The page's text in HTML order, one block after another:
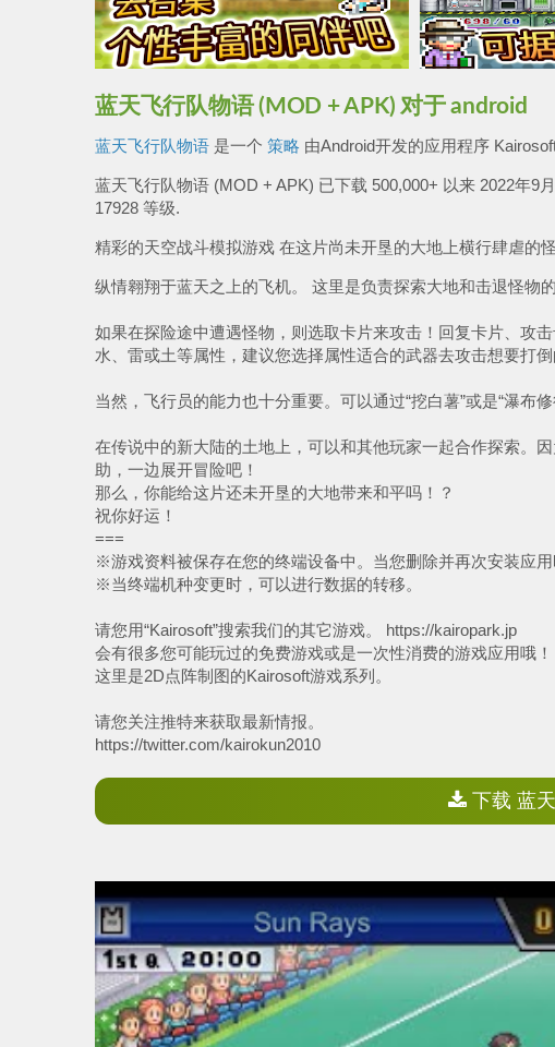
蓝天飞行队物语 (MOD + APK) 对于 android
蓝天飞行队物语 是一个 策略 由Android开发的应用程序
蓝天飞行队物语 (MOD + APK) 已下载 500,000+ 以来 2022年9
17928 等级.
精彩的天空战斗模拟游戏 在这片尚未开垦的大地上横行肆虐的
纵情翱翔于蓝天之上的飞机。 这里是负责探索大地和击退怪物
如果在探险途中遭遇怪物，则选取卡片来攻击！回复卡片、攻
水、雷或土等属性，建议您选择属性适合的武器去攻击想要打倒
当然，飞行员的能力也十分重要。可以通过“挖白薯”或是“瀑布
在传说中的新大陆的土地上，可以和其他玩家一起合作探索。
助，一边展开冒险吧！
那么，你能给这片还未开垦的大地带来和平吗！？
祝你好运！
===
※游戏资料被保存在您的终端设备中。当您删除并再次安装应用
※当终端机种变更时，可以进行数据的转移。
请您用“Kairosoft”搜索我们的其它游戏。 https://kairopark.jp
会有很多您可能玩过的免费游戏或是一次性消费的游戏应用哦！
这里是2D点阵制图的Kairosoft游戏系列。
请您关注推特来获取最新情报。
https://twitter.com/kairokun2010
下载 蓝